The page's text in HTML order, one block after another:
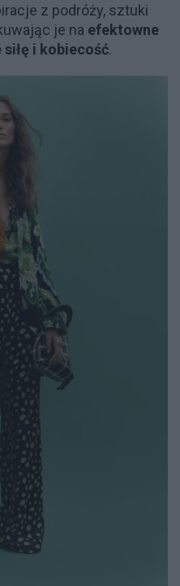
z podróży, sztuki
je na efektowne
i kobiecość.